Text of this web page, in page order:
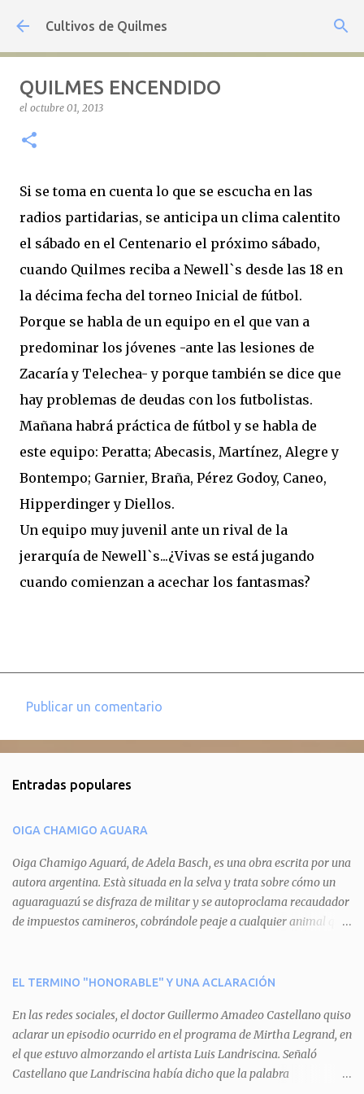
Ir al contenido principal
Cultivos de Quilmes
QUILMES ENCENDIDO
el octubre 01, 2013
Si se toma en cuenta lo que se escucha en las
radios partidarias, se anticipa un clima calentito
el sábado en el Centenario el próximo sábado,
cuando Quilmes reciba a Newell`s desde las 18 en
la décima fecha del torneo Inicial de fútbol.
Porque se habla de un equipo en el que van a
predominar los jóvenes -ante las lesiones de
Zacaría y Telechea- y porque también se dice que
hay problemas de deudas con los futbolistas.
Mañana habrá práctica de fútbol y se habla de
este equipo: Peratta; Abecasis, Martínez, Alegre y
Bontempo; Garnier, Braña, Pérez Godoy, Caneo,
Hipperdinger y Diellos.
Un equipo muy juvenil ante un rival de la
jerarquía de Newell`s...¿Vivas se está jugando
cuando comienzan a acechar los fantasmas?
e
t
a
r
i
o
Publicar un comentario
Entradas populares
OIGA CHAMIGO AGUARA
Oiga Chamigo Aguará, de Adela Basch, es una obra escrita por una
autora argentina. Està situada en la selva y trata sobre cómo un
aguaraguazú se disfraza de militar y se autoproclama recaudador
de impuestos camineros, cobrándole peaje a cualquier animal que
aguará le provoca. De igual manera pasa con Tatú, el armadillo.
del aguará y pasa sin pagar. Por último, Tui, la cotorra, deja
expuesta la mentira del aguará y arenga a los otros tres
personajes a unirse para enfrentarlo. Finalmente, terminan por
quitarle el disfraz de militar, y el aguará huye despavorido al verse
EL TERMINO "HONORABLE" Y UNA ACLARACIÓN
En las redes sociales, el doctor Guillermo Amadeo Castellano quiso
aclarar un episodio ocurrido en el programa de Mirtha Legrand, en
el que estuvo almorzando el artista Luis Landriscina. Señaló
Castellano que Landriscina había dicho que la palabra